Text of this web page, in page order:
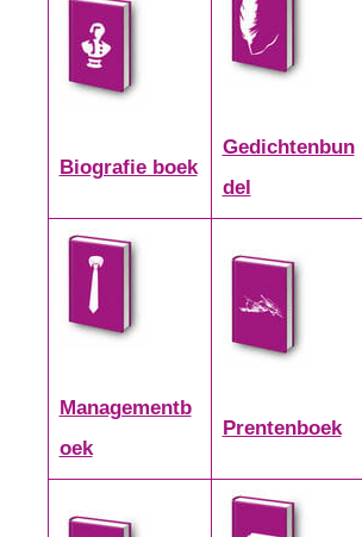
Biografie boek
Gedichtenbun
del
Managementb
oek
Prentenboek